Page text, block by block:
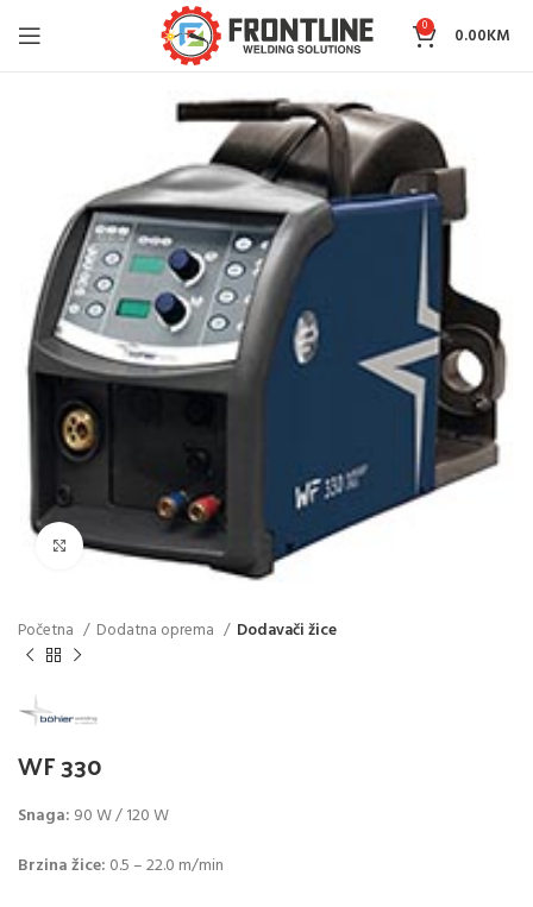
0 0.00KM
Click to enlarge
Početna Dodatna oprema Dodavači žice
WF 330
Snaga: 90 W / 120 W
Brzina žice: 0.5 – 22.0 m/min